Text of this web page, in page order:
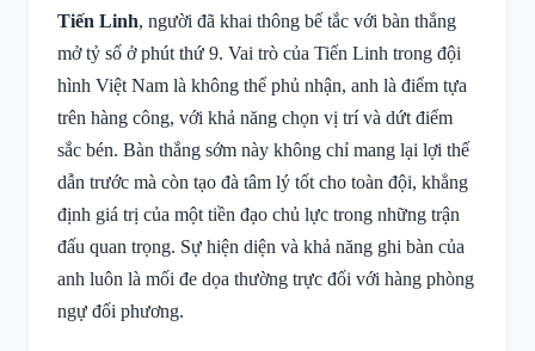
Tiến Linh, người đã khai thông bế tắc với bàn thắng
mở tỷ số ở phút thứ 9. Vai trò của Tiến Linh trong đội
hình Việt Nam là không thể phủ nhận, anh là điểm tựa
trên hàng công, với khả năng chọn vị trí và dứt điểm
sắc bén. Bàn thắng sớm này không chỉ mang lại lợi thế
dẫn trước mà còn tạo đà tâm lý tốt cho toàn đội, khẳng
định giá trị của một tiền đạo chủ lực trong những trận
đấu quan trọng. Sự hiện diện và khả năng ghi bàn của
anh luôn là mối đe dọa thường trực đối với hàng phòng
ngự đối phương.